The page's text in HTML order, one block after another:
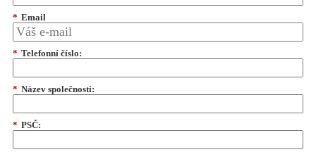
* Email
* Telefonní číslo:
* Název společnosti:
* PSČ: